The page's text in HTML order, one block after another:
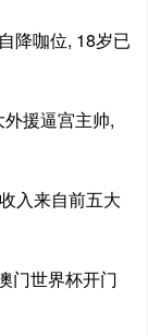
降咖位, 18岁已
援逼宫主帅,
入来自前五大
门世界杯开门